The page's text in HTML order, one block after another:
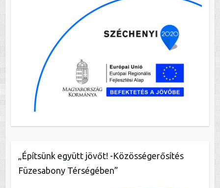
„Építsünk együtt jövőt! -Közösségerősítés
Füzesabony Térségében”